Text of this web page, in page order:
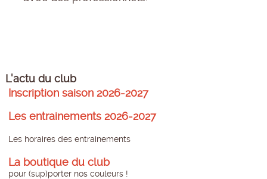
L'actu du club
Inscription saison 2026-2027
Les entrainements 2026-2027
Les horaires des entrainements
La boutique du club
pour (sup)porter nos couleurs !